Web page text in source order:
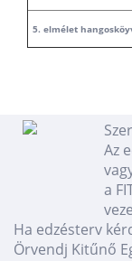
5. elmélet
Az
a
Ha edzésterv
Örvendj Kitűnő